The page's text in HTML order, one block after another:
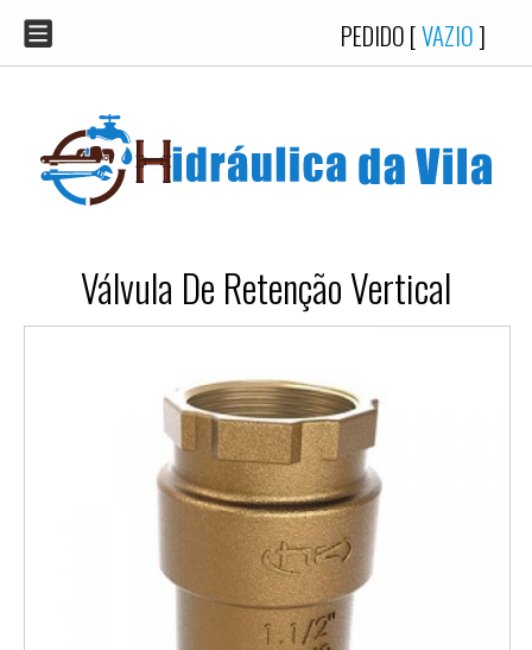
PEDIDO [VAZIO]
Válvula De Retenção Vertical